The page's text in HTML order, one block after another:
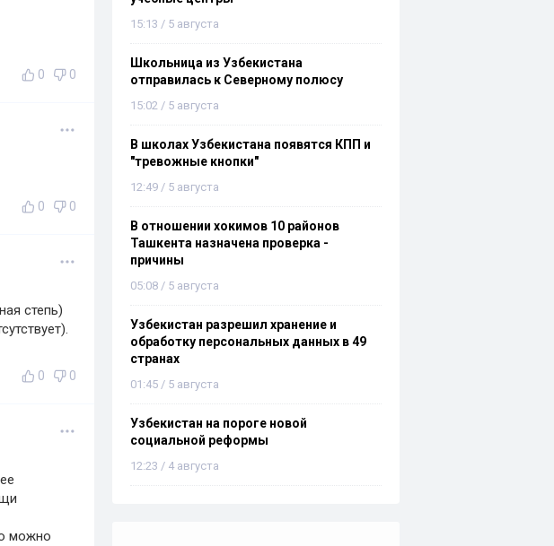
0 0
0 0
степь)
0 0
можно
15:13 / 5 августа
Школьница из Узбекистана
отправилась к Северному полюсу
15:02 / 5 августа
В школах Узбекистана появятся КПП и
"тревожные кнопки"
12:49 / 5 августа
В отношении хокимов 10 районов
Ташкента назначена проверка -
причины
05:08 / 5 августа
Узбекистан разрешил хранение и
обработку персональных данных в 49
странах
01:45 / 5 августа
Узбекистан на пороге новой
социальной реформы
12:23 / 4 августа